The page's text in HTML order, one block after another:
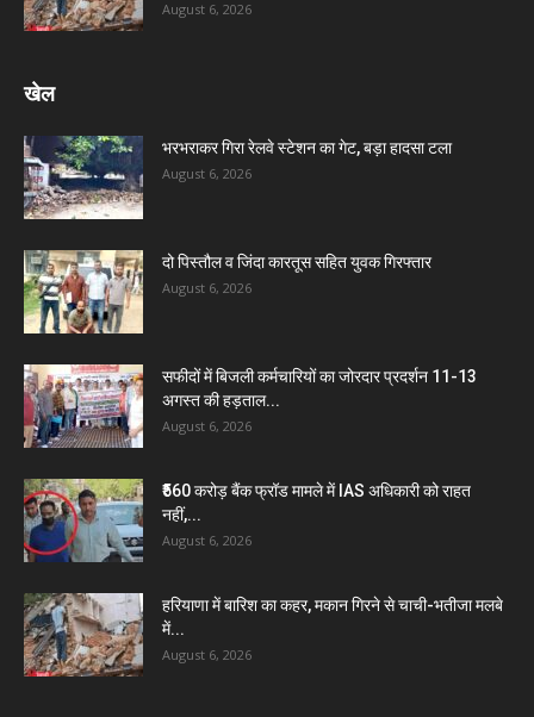
August 6, 2026
खेल
भरभराकर गिरा रेलवे स्टेशन का गेट, बड़ा हादसा टला
August 6, 2026
दो पिस्तौल व जिंदा कारतूस सहित युवक गिरफ्तार
August 6, 2026
सफीदों में बिजली कर्मचारियों का जोरदार प्रदर्शन 11-13
अगस्त की हड़ताल...
August 6, 2026
₹560 करोड़ बैंक फ्रॉड मामले में IAS अधिकारी को राहत
नहीं,...
August 6, 2026
हरियाणा में बारिश का कहर, मकान गिरने से चाची-भतीजा मलबे
में...
August 6, 2026